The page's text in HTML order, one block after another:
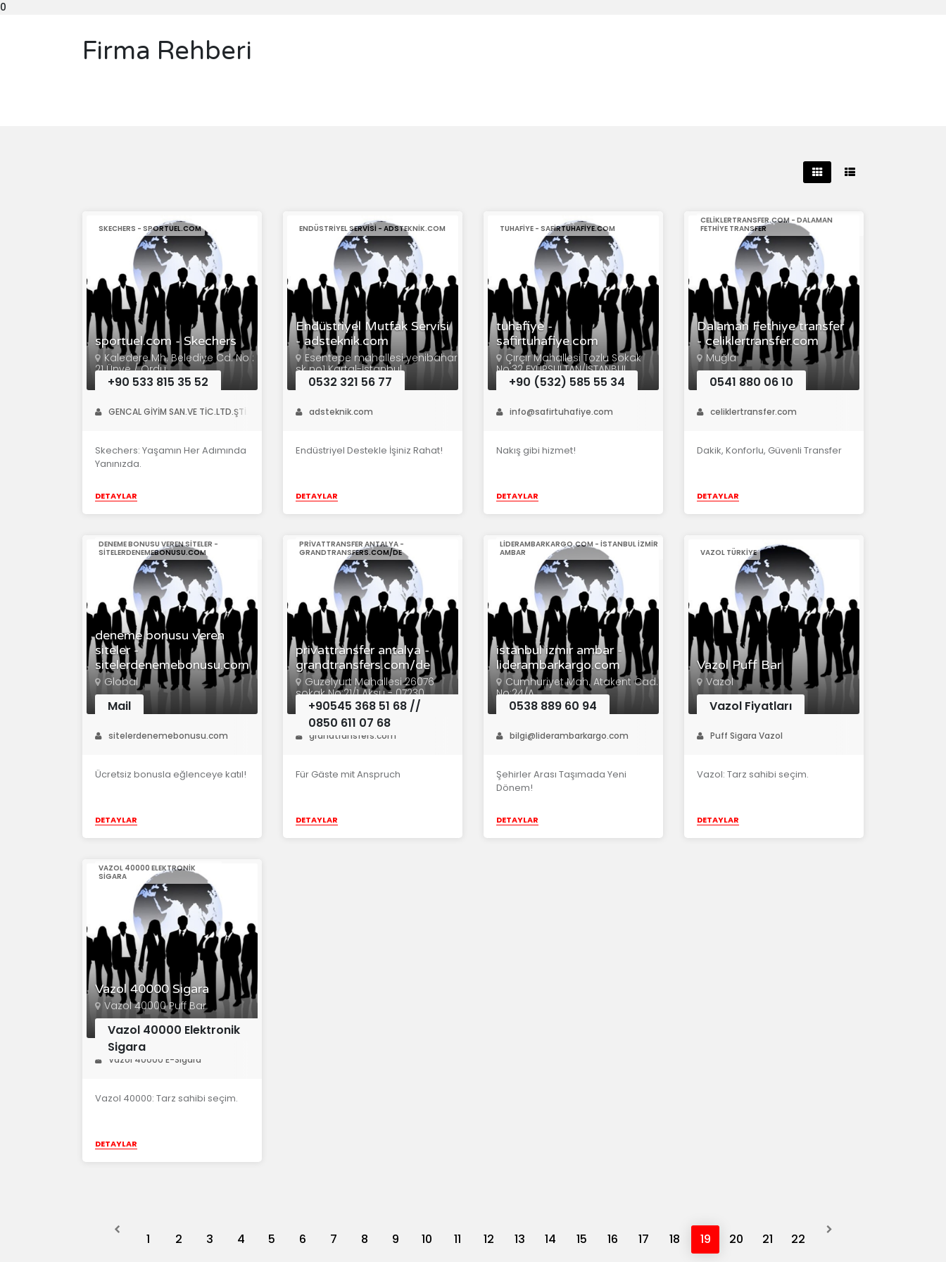
0
Firma Rehberi
sportuel.com - Skechers
SKECHERS - SPORTUEL.COM
Kaledere Mh. Belediye Cd. No :
21 Ünye / Ordu
+90 533 815 35 52
GENCAL GİYİM SAN.VE TİC.LTD.ŞTİ.
Skechers: Yaşamın Her Adımında
Yanınızda.
DETAYLAR
Endüstriyel Mutfak Servisi
- adsteknik.com
ENDÜSTRIYEL SERVISI - ADSTEKNIK.COM
Esentepe mahallesi yenibahar
sk no1 Kartal-İstanbul
0532 321 56 77
adsteknik.com
Endüstriyel Destekle İşiniz Rahat!
DETAYLAR
tuhafiye -
safirtuhafiye.com
TUHAFIYE - SAFIRTUHAFIYE.COM
Çırçır Mahallesi Tozlu Sokak
No:32 EYÜPSULTAN/İSTANBUL
+90 (532) 585 55 34
info@safirtuhafiye.com
Nakış gibi hizmet!
DETAYLAR
Dalaman Fethiye transfer
- celiklertransfer.com
CELIKLERTRANSFER.COM - DALAMAN
FETHIYE TRANSFER
Muğla
0541 880 06 10
celiklertransfer.com
Dakik, Konforlu, Güvenli Transfer
DETAYLAR
deneme bonusu veren
siteler -
sitelerdenemebonusu.com
DENEME BONUSU VEREN SITELER -
SITELERDENEMEBONUSU.COM
Global
Mail
sitelerdenemebonusu.com
Ücretsiz bonusla eğlenceye katıl!
DETAYLAR
privattransfer antalya -
grandtransfers.com/de
PRIVATTRANSFER ANTALYA -
GRANDTRANSFERS.COM/DE
Guzelyurt Mahallesi 26076
sokak No:21/1 Aksu - 07230
Antalya / TÜRKİYE
+90545 368 51 68 //
0850 611 07 68
grandtransfers.com
Für Gäste mit Anspruch
DETAYLAR
istanbul izmir ambar -
liderambarkargo.com
LIDERAMBARKARGO.COM - ISTANBUL IZMIR
AMBAR
Cumhuriyet Mah. Atakent Cad.
No:24/A
0538 889 60 94
bilgi@liderambarkargo.com
Şehirler Arası Taşımada Yeni
Dönem!
DETAYLAR
Vazol Puff Bar
VAZOL TÜRKIYE
Vazol
Vazol Fiyatları
Puff Sigara Vazol
Vazol: Tarz sahibi seçim.
DETAYLAR
Vazol 40000 Sigara
VAZOL 40000 ELEKTRONIK
SIGARA
Vazol 40000 Puff Bar
Vazol 40000 Elektronik
Sigara
Vazol 40000 E-Sigara
Vazol 40000: Tarz sahibi seçim.
DETAYLAR
Previous
1 2 3 4 5 6 7 8 9 10 11 12 13 14 15 16 17 18 19 20 21 22